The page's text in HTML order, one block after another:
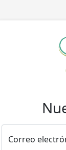
Correo